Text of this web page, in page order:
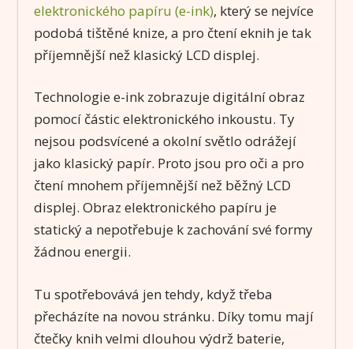
elektronického papíru (e-ink), který se nejvíce
podobá tištěné knize, a pro čtení eknih je tak
příjemnější než klasický LCD displej.
Technologie e-ink zobrazuje digitální obraz
pomocí částic elektronického inkoustu. Ty
nejsou podsvícené a okolní světlo odrážejí
jako klasický papír. Proto jsou pro oči a pro
čtení mnohem příjemnější než běžný LCD
displej. Obraz elektronického papíru je
statický a nepotřebuje k zachování své formy
žádnou energii.
Tu spotřebovává jen tehdy, když třeba
přecházíte na novou stránku. Díky tomu mají
čtečky knih velmi dlouhou výdrž baterie,